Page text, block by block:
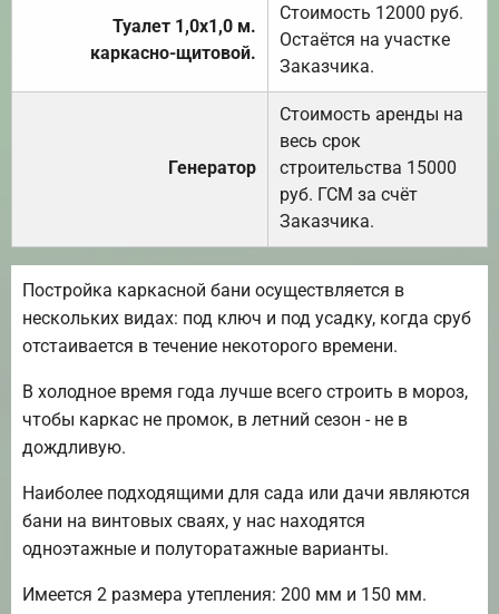
Туалет 1,0х1,0 м.
каркасно-щитовой.
Стоимость 12000 руб.
Остаётся на участке
Заказчика.
Генератор
Стоимость аренды на
весь срок
строительства 15000
руб. ГСМ за счёт
Заказчика.
Постройка каркасной бани осуществляется в
нескольких видах: под ключ и под усадку, когда сруб
отстаивается в течение некоторого времени.
В холодное время года лучше всего строить в мороз,
чтобы каркас не промок, в летний сезон - не в
дождливую.
Наиболее подходящими для сада или дачи являются
бани на винтовых сваях, у нас находятся
одноэтажные и полуторатажные варианты.
Имеется 2 размера утепления: 200 мм и 150 мм.